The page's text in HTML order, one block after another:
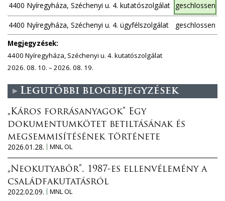
4400 Nyíregyháza, Széchenyi u. 4. kutatószolgálat geschlossen
4400 Nyíregyháza, Széchenyi u. 4. ügyfélszolgálat geschlossen
Megjegyzések:
4400 Nyíregyháza, Széchenyi u. 4. kutatószolgálat
2026. 08. 10. – 2026. 08. 19.
Legutóbbi blogbejegyzések
„Káros forrásanyagok” Egy
dokumentumkötet betiltásának és
megsemmisítésének története
2026.01.28.
MNL OL
„Neokutyabőr”. 1987-es ellenvélemény a
családfakutatásról
2022.02.09.
MNL OL